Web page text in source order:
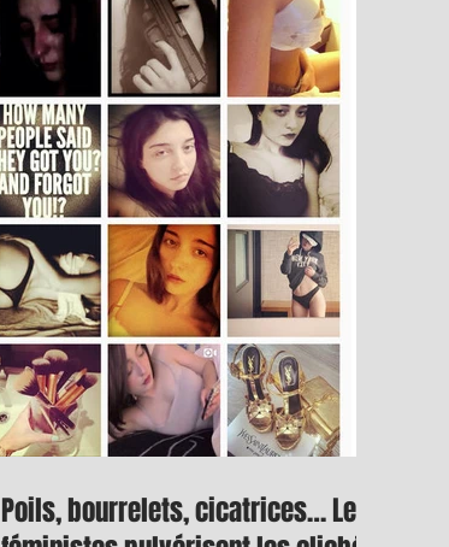
Poils, bourrelets, cicatrices… Les